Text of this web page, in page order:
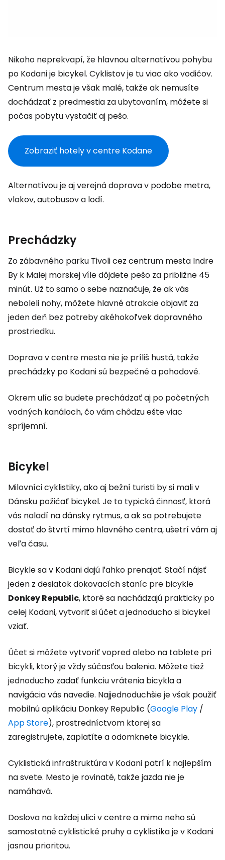
Nikoho neprekvapí, že hlavnou alternatívou pohybu
po Kodani je bicykel. Cyklistov je tu viac ako vodičov.
Centrum mesta je však malé, takže ak nemusíte
dochádzať z predmestia za ubytovaním, môžete si
počas pobytu vystačiť aj pešo.
Zobraziť hotely v centre Kodane
Alternatívou je aj verejná doprava v podobe metra,
vlakov, autobusov a lodí.
Prechádzky
Zo zábavného parku Tivoli cez centrum mesta Indre
By k Malej morskej víle dôjdete pešo za približne 45
minút. Už to samo o sebe naznačuje, že ak vás
neboleli nohy, môžete hlavné atrakcie objaviť za
jeden deň bez potreby akéhokoľvek dopravného
prostriedku.
Doprava v centre mesta nie je príliš hustá, takže
prechádzky po Kodani sú bezpečné a pohodové.
Okrem ulíc sa budete prechádzať aj po početných
vodných kanáloch, čo vám chôdzu ešte viac
spríjemní.
Bicykel
Milovníci cyklistiky, ako aj bežní turisti by si mali v
Dánsku požičať bicykel. Je to typická činnosť, ktorá
vás naladí na dánsky rytmus, a ak sa potrebujete
dostať do štvrtí mimo hlavného centra, ušetrí vám aj
veľa času.
Bicykle sa v Kodani dajú ľahko prenajať. Stačí nájsť
jeden z desiatok dokovacích staníc pre bicykle
Donkey Republic, ktoré sa nachádzajú prakticky po
celej Kodani, vytvoriť si účet a jednoducho si bicykel
vziať.
Účet si môžete vytvoriť vopred alebo na tablete pri
bicykli, ktorý je vždy súčasťou balenia. Môžete tiež
jednoducho zadať funkciu vrátenia bicykla a
navigácia vás navedie. Najjednoduchšie je však použiť
mobilnú aplikáciu Donkey Republic (Google Play /
App Store), prostredníctvom ktorej sa
zaregistrujete, zaplatíte a odomknete bicykle.
Cyklistická infraštruktúra v Kodani patrí k najlepším
na svete. Mesto je rovinaté, takže jazda nie je
namáhavá.
Doslova na každej ulici v centre a mimo neho sú
samostatné cyklistické pruhy a cyklistika je v Kodani
jasnou prioritou.